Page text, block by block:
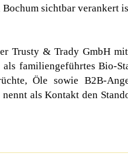
sichtbar verankert
Trusty & Trady GmbH
als familiengeführtes Bio-
Öle sowie B2B-
als Kontakt den